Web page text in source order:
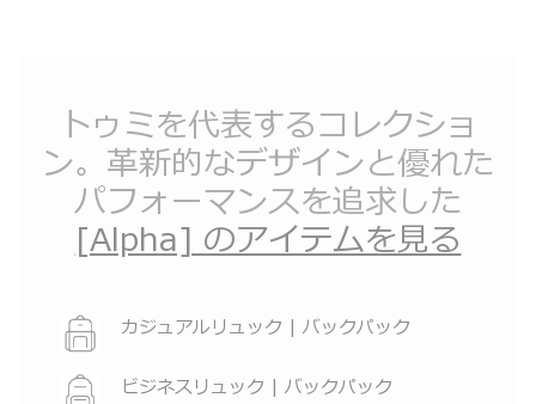
トゥミを代表するコレクショ
ン。革新的なデザインと優れた
パフォーマンスを追求した
[Alpha] のアイテムを見る
カジュアルリュック | バックパック
ビジネスリュック | バックパック